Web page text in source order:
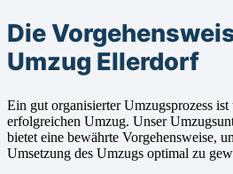
Die
Umzug Ellerdorf
Ein gut organisierter Umzugsprozess
erfolgreichen Umzug. Unser
bietet eine bewährte Vorgehensweise,
Umsetzung des Umzugs optimal zu